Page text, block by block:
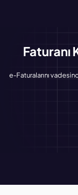
Faturanı
e-Faturalarını